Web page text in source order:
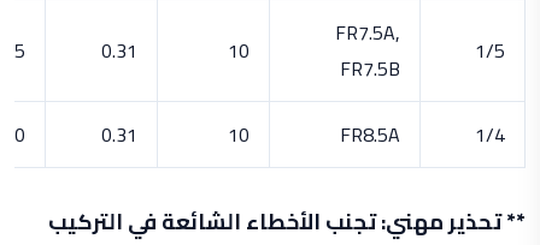
1/5
FR7.5A,
FR7.5B
10
0.31
1/4
FR8.5A
10
0.31
** تحذير مهني: تجنب الأخطاء الشائعة في التركيب